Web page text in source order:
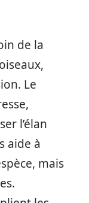
de la
Le
l’élan
aide à
mais